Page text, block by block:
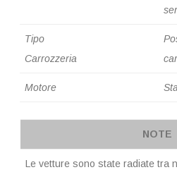
Tipo
Carrozzeria
Motore
NOTE
Le vetture sono state radiate tra